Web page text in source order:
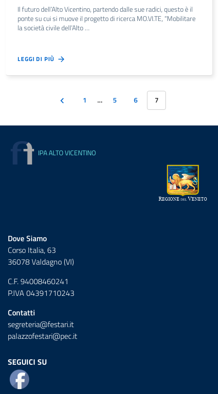
Il futuro dell’Alto Vicentino, partendo dalle sue radici, questo è il
ponte su cui si muove il progetto di ricerca MO.VI.TE, “Mobilitare
la società civile dell’Alto …
LEGGI DI PIÙ
1 … 5 6 7
IPA ALTO VICENTINO
Dove Siamo
Corso Italia, 63
36078 Valdagno (VI)
C.F. 94008460241
P.IVA 04391710243
Contatti
segreteria@festari.it
palazzofestari@pec.it
SEGUICI SU